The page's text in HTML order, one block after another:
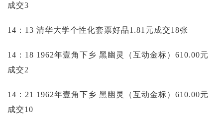
成交3
14：13 清华大学个性化套票好品1.81元成交18张
14：18 1962年壹角下乡 黑幽灵（互动金标）610.00元
成交2
14：21 1962年壹角下乡 黑幽灵（互动金标）610.00元
成交10